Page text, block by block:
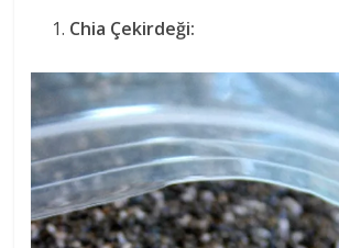
Chia Çekirdeği: